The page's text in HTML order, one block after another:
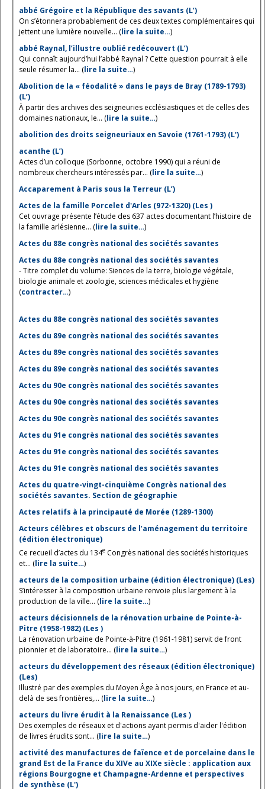
abbé Grégoire et la République des savants (L’)
On s’étonnera probablement de ces deux textes complémentaires qui
jettent une lumière nouvelle... (lire la suite…)
abbé Raynal, l’illustre oublié redécouvert (L’)
Qui connaît aujourd’hui l’abbé Raynal ? Cette question pourrait à elle
seule résumer la... (lire la suite…)
Abolition de la « féodalité » dans le pays de Bray (1789-1793)
(L’)
À partir des archives des seigneuries ecclésiastiques et de celles des
domaines nationaux, le... (lire la suite…)
abolition des droits seigneuriaux en Savoie (1761-1793) (L')
acanthe (L’)
Actes d’un colloque (Sorbonne, octobre 1990) qui a réuni de
nombreux chercheurs intéressés par... (lire la suite…)
Accaparement à Paris sous la Terreur (L’)
Actes de la famille Porcelet d'Arles (972-1320) (Les )
Cet ouvrage présente l’étude des 637 actes documentant l’histoire de
la famille arlésienne... (lire la suite…)
Actes du 88e congrès national des sociétés savantes
Actes du 88e congrès national des sociétés savantes
- Titre complet du volume: Siences de la terre, biologie végétale,
biologie animale et zoologie, sciences médicales et hygiène
(contracter…)
Actes du 88e congrès national des sociétés savantes
Actes du 89e congrès national des sociétés savantes
Actes du 89e congrès national des sociétés savantes
Actes du 89e congrès national des sociétés savantes
Actes du 90e congrès national des sociétés savantes
Actes du 90e congrès national des sociétés savantes
Actes du 90e congrès national des sociétés savantes
Actes du 91e congrès national des sociétés savantes
Actes du 91e congrès national des sociétés savantes
Actes du 91e congrès national des sociétés savantes
Actes du quatre-vingt-cinquième Congrès national des
sociétés savantes. Section de géographie
Actes relatifs à la principauté de Morée (1289-1300)
Acteurs célèbres et obscurs de l’aménagement du territoire
(édition électronique)
Ce recueil d’actes du 134e Congrès national des sociétés historiques
et... (lire la suite…)
acteurs de la composition urbaine (édition électronique) (Les)
S’intéresser à la composition urbaine renvoie plus largement à la
production de la ville... (lire la suite…)
acteurs décisionnels de la rénovation urbaine de Pointe-à-
Pitre (1958-1982) (Les )
La rénovation urbaine de Pointe-à-Pitre (1961-1981) servit de front
pionnier et de laboratoire... (lire la suite…)
acteurs du développement des réseaux (édition électronique)
(Les)
Illustré par des exemples du Moyen Âge à nos jours, en France et au-
delà de ses frontières,... (lire la suite…)
acteurs du livre érudit à la Renaissance (Les )
Des exemples de réseaux et d'actions ayant permis d'aider l'édition
de livres érudits sont... (lire la suite…)
activité des manufactures de faïence et de porcelaine dans le
grand Est de la France du XIVe au XIXe siècle : application aux
régions Bourgogne et Champagne-Ardenne et perspectives
de synthèse (L')